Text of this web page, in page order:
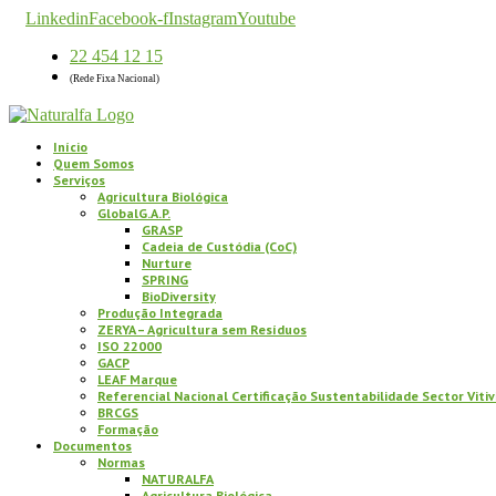
LinkedinFacebook-fInstagramYoutube
22 454 12 15
(Rede Fixa Nacional)
Início
Quem Somos
Serviços
Agricultura Biológica
GlobalG.A.P.
GRASP
Cadeia de Custódia (CoC)
Nurture
SPRING
BioDiversity
Produção Integrada
ZERYA – Agricultura sem Resíduos
ISO 22000
GACP
LEAF Marque
Referencial Nacional Certificação Sustentabilidade Sector
BRCGS
Formação
Documentos
Normas
NATURALFA